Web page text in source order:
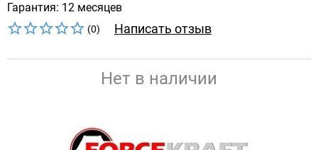
Гарантия: 12 месяцев
(0) Написать отзыв
Нет в наличии